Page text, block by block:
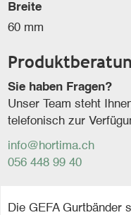
Breite
60 mm
Sie haben Fragen?
Unser Team steht
telefonisch zur
info@hortima.ch
056 448 99 40
Die GEFA Gurtbänder